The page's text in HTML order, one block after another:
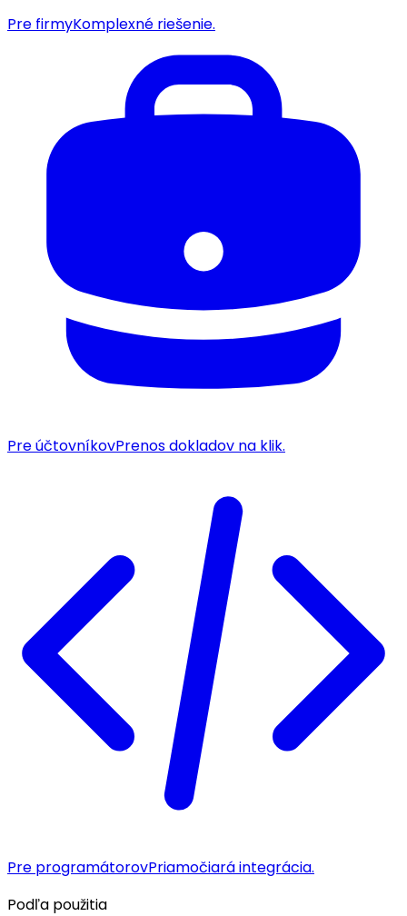
Pre firmyKomplexné riešenie.
Pre účtovníkovPrenos dokladov na klik.
Pre programátorovPriamočiará integrácia.
Podľa použitia